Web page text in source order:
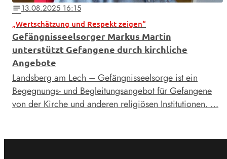
notes13.08.2025 16:15
„Wertschätzung und Respekt zeigen“
Gefängnisseelsorger Markus Martin
unterstützt Gefangene durch kirchliche
Angebote
Landsberg am Lech – Gefängnisseelsorge ist ein
Begegnungs- und Begleitungsangebot für Gefangene
von der Kirche und anderen religiösen Institutionen. …